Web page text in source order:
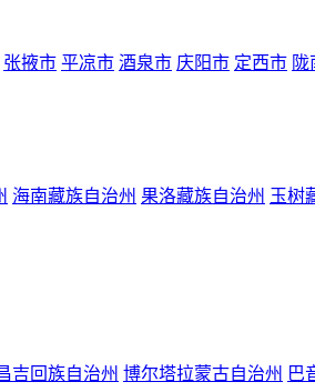
张掖市 平凉市 酒泉市 庆阳市 定西市 陇
海南藏族自治州 果洛藏族自治州 玉树
吉回族自治州 博尔塔拉蒙古自治州 巴